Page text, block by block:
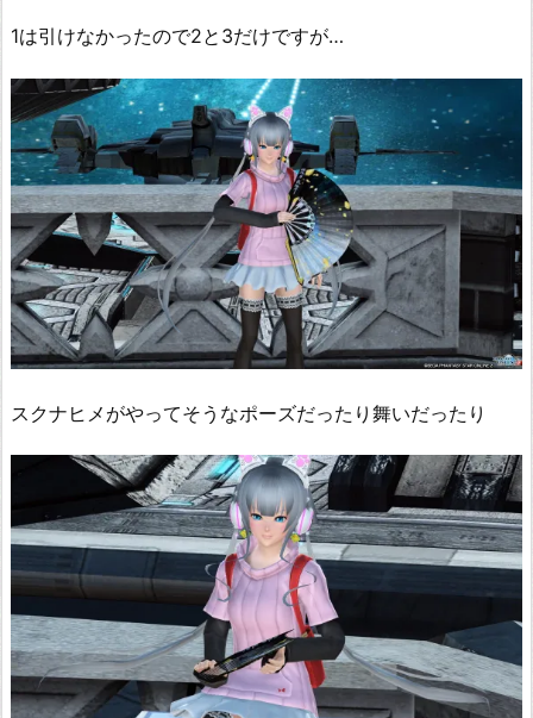
1は引けなかったので2と3だけですが…
スクナヒメがやってそうなポーズだったり舞いだったり